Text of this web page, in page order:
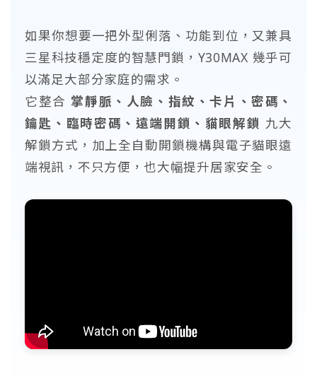
如果你想要一把外型俐落、功能到位，又兼具
三星科技穩定度的智慧門鎖，Y30MAX 幾乎可
以滿足大部分家庭的需求。
它整合 掌靜脈、人臉、指紋、卡片、密碼、
鑰匙、臨時密碼、遠端開鎖、貓眼解鎖 九大
解鎖方式，加上全自動開鎖機構與電子貓眼遠
端視訊，不只方便，也大幅提升居家安全。